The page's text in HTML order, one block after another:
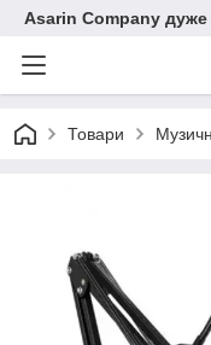
Asarin Company дуже
Товари